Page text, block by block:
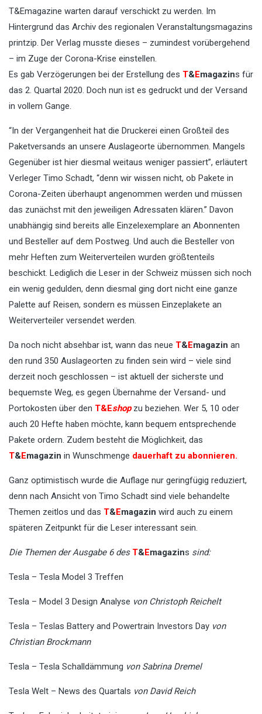
T&Emagazine warten darauf verschickt zu werden. Im
Hintergrund das Archiv des regionalen Veranstaltungsmagazins
printzip. Der Verlag musste dieses – zumindest vorübergehend
– im Zuge der Corona-Krise einstellen.
Es gab Verzögerungen bei der Erstellung des T&Emagazins für
das 2. Quartal 2020. Doch nun ist es gedruckt und der Versand
in vollem Gange.
“In der Vergangenheit hat die Druckerei einen Großteil des
Paketversands an unsere Auslageorte übernommen. Mangels
Gegenüber ist hier diesmal weitaus weniger passiert”, erläutert
Verleger Timo Schadt, “denn wir wissen nicht, ob Pakete in
Corona-Zeiten überhaupt angenommen werden und müssen
das zunächst mit den jeweiligen Adressaten klären.” Davon
unabhängig sind bereits alle Einzelexemplare an Abonnenten
und Besteller auf dem Postweg. Und auch die Besteller von
mehr Heften zum Weiterverteilen wurden größtenteils
beschickt. Lediglich die Leser in der Schweiz müssen sich noch
ein wenig gedulden, denn diesmal ging dort nicht eine ganze
Palette auf Reisen, sondern es müssen Einzeplakete an
Weiterverteiler versendet werden.
Da noch nicht absehbar ist, wann das neue T&Emagazin an
den rund 350 Auslageorten zu finden sein wird – viele sind
derzeit noch geschlossen – ist aktuell der sicherste und
bequemste Weg, es gegen Übernahme der Versand- und
Portokosten über den T&Eshopzu beziehen. Wer 5, 10 oder
auch 20 Hefte haben möchte, kann bequem entsprechende
Pakete ordern. Zudem besteht die Möglichkeit, das
T&Emagazin in Wunschmenge dauerhaft zu abonnieren.
Ganz optimistisch wurde die Auflage nur geringfügig reduziert,
denn nach Ansicht von Timo Schadt sind viele behandelte
Themen zeitlos und das T&Emagazin wird auch zu einem
späteren Zeitpunkt für die Leser interessant sein.
Die Themen der Ausgabe 6 des T&Emagazins sind:
Tesla – Tesla Model 3 Treffen
Tesla – Model 3 Design Analyse von Christoph Reichelt
Tesla – Teslas Battery and Powertrain Investors Day von
Christian Brockmann
Tesla – Tesla Schalldämmung von Sabrina Dremel
Tesla Welt – News des Quartals von David Reich